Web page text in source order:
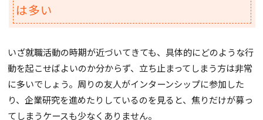
は多い
いざ就職活動の時期が近づいてきても、具体的にどのような行
動を起こせばよいのか分からず、立ち止まってしまう方は非常
に多いでしょう。周りの友人がインターンシップに参加した
り、企業研究を進めたりしているのを見ると、焦りだけが募っ
てしまうケースも少なくありません。